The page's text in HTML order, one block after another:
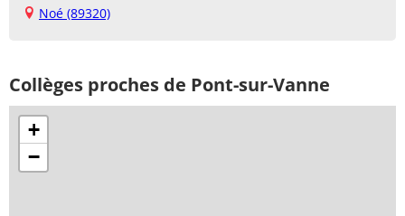
Noé (89320)
Collèges proches de Pont-sur-Vanne
+
−